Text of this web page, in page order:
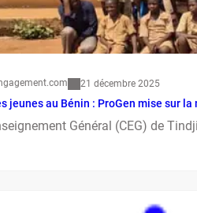
21 décembre 2025
jeunes au Bénin : ProGen mise sur
Général (CEG) de